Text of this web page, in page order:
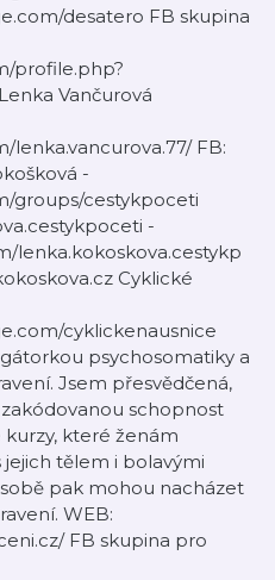
desatero FB skupina
profile.php?
Vančurová
FB:
-
groups/cestykpoceti
-
lenka.kokoskova.cestykp
Cyklické
cyklickenausnice
psychosomatiky a
Jsem přesvědčená,
schopnost
které ženám
tělem i bolavými
pak mohou nacházet
WEB:
FB skupina pro